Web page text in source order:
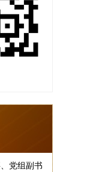
党组副书